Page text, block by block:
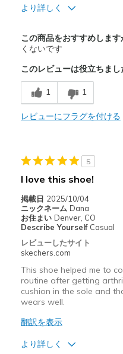
より詳しく
Breathe Well
商品が期待と異なったレビ
Need Break In
Poor Cushioning
Casual Wear
Width
Sizing
View On Shoes
この商品をおすすめします
くないです
このレビューは役立ちまし
1 1
レビューにフラグを付ける
5
I love this shoe!
掲載日 2025/10/04
ニックネーム Dana
お住まい Denver, CO
Describe Yourself Casual
レビューしたサイト
skechers.com
This shoe helped me to
routine after getting
cushion in the sole and
wears well.
翻訳を表示
より詳しく